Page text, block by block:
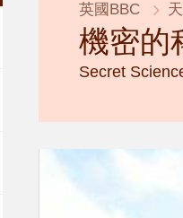
英國BBC
機密的
Secret